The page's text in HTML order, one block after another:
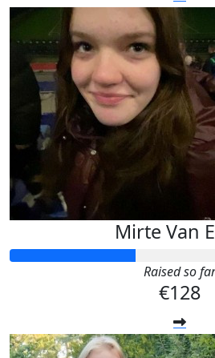
Mirte Van
Raised so far
€128